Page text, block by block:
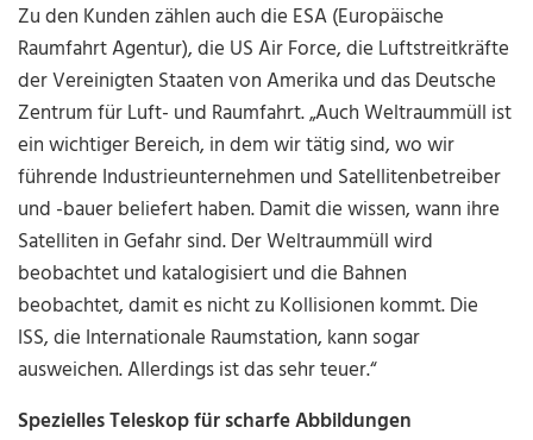
Zu den Kunden zählen auch die ESA (Europäische
Raumfahrt Agentur), die US Air Force, die Luftstreitkräfte
der Vereinigten Staaten von Amerika und das Deutsche
Zentrum für Luft- und Raumfahrt. „Auch Weltraummüll ist
ein wichtiger Bereich, in dem wir tätig sind, wo wir
führende Industrieunternehmen und Satellitenbetreiber
und -bauer beliefert haben. Damit die wissen, wann ihre
Satelliten in Gefahr sind. Der Weltraummüll wird
beobachtet und katalogisiert und die Bahnen
beobachtet, damit es nicht zu Kollisionen kommt. Die
ISS, die Internationale Raumstation, kann sogar
ausweichen. Allerdings ist das sehr teuer.“
Spezielles Teleskop für scharfe Abbildungen